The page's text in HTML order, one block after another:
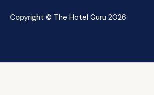
Copyright © The Hotel Guru 2026